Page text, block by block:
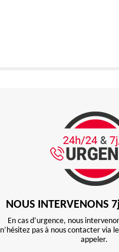
NOUS
En cas d’urgence, nous
n’hésitez pas à nous contacter via
appeler.